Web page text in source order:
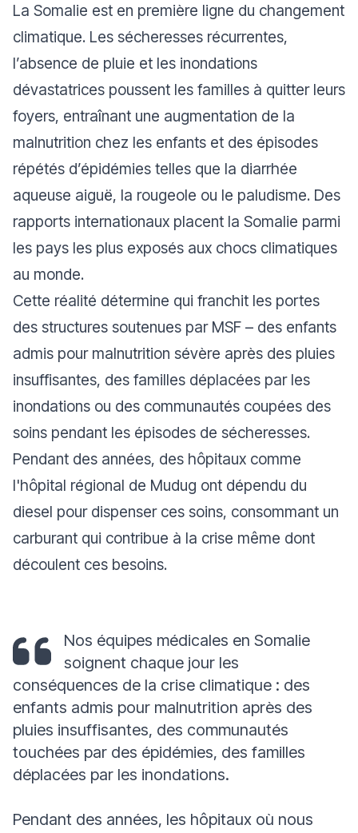
La Somalie est en première ligne du changement
climatique. Les sécheresses récurrentes,
l’absence de pluie et les inondations
dévastatrices poussent les familles à quitter leurs
foyers, entraînant une augmentation de la
malnutrition chez les enfants et des épisodes
répétés d’épidémies telles que la diarrhée
aqueuse aiguë, la rougeole ou le paludisme. Des
rapports internationaux placent la Somalie parmi
les pays les plus exposés aux chocs climatiques
au monde.
Cette réalité détermine qui franchit les portes
des structures soutenues par MSF – des enfants
admis pour malnutrition sévère après des pluies
insuffisantes, des familles déplacées par les
inondations ou des communautés coupées des
soins pendant les épisodes de sécheresses.
Pendant des années, des hôpitaux comme
l'hôpital régional de Mudug ont dépendu du
diesel pour dispenser ces soins, consommant un
carburant qui contribue à la crise même dont
découlent ces besoins.
Nos équipes médicales en Somalie
soignent chaque jour les
conséquences de la crise climatique : des
enfants admis pour malnutrition après des
pluies insuffisantes, des communautés
touchées par des épidémies, des familles
déplacées par les inondations.
Pendant des années, les hôpitaux où nous